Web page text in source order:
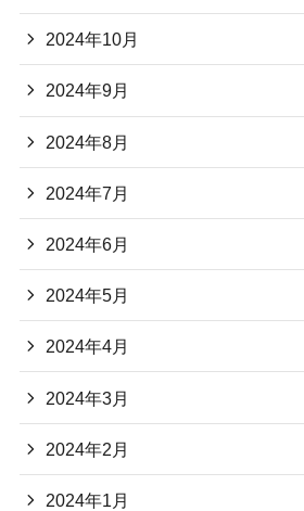
2024年10月
2024年9月
2024年8月
2024年7月
2024年6月
2024年5月
2024年4月
2024年3月
2024年2月
2024年1月